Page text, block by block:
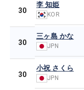
30
李 知姫
KOR
30
三ヶ島 かな
JPN
30
小祝 さくら
JPN